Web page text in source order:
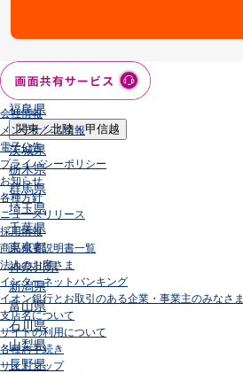
岩手県
秋田県
山形県
福島県
関東／北陸・甲信越
茨城県
栃木県
群馬県
埼玉県
千葉県
東京都
神奈川県
新潟県
富山県
石川県
山梨県
長野県
会社情報
メンテナンス情報
電子公告
プライバシーポリシー
お知らせ
各種方針
ニュースリリース
採用情報
商品概要説明書一覧
法人のお客さま
インターネットバンキング
イオン銀行とお取引のある企業・事業主のみなさま
支店名について
サイトの利用について
各種お手続き
サイトマップ